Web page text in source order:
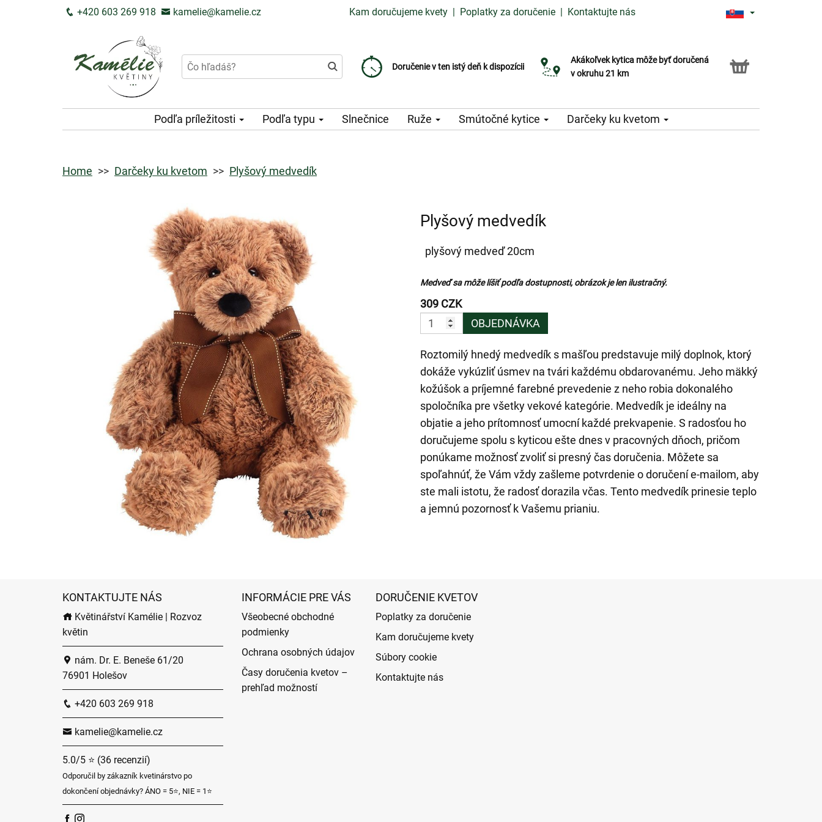
+420 603 269 918 kamelie@kamelie.cz Kam doručujeme kvety | Poplatky za doručenie | Kontaktujte nás
Doručenie v ten istý deň k dispozícii
Poplatok za doručenie od 99 CZK
Vyberte si dátum doručenia
Akákoľvek kytica môže byť doručená
v okruhu 21 km
Služba Click & Collect
Podľa príležitosti Podľa typu Slnečnice Ruže Smútočné kytice Darčeky ku kvetom
Home Darčeky ku kvetom Plyšový medvedík
Plyšový medvedík
plyšový medveď 20cm
Medveď sa môže líšiť podľa dostupnosti, obrázok je len ilustračný.
309 CZK
OBJEDNÁVKA
Roztomilý hnedý medvedík s mašľou predstavuje milý doplnok, ktorý
dokáže vykúzliť úsmev na tvári každému obdarovanému. Jeho mäkký
kožúšok a príjemné farebné prevedenie z neho robia dokonalého
spoločníka pre všetky vekové kategórie. Medvedík je ideálny na
objatie a jeho prítomnosť umocní každé prekvapenie. S radosťou ho
doručujeme spolu s kyticou ešte dnes v pracovných dňoch, pričom
ponúkame možnosť zvoliť si presný čas doručenia. Môžete sa
spoľahnúť, že Vám vždy zašleme potvrdenie o doručení e-mailom, aby
ste mali istotu, že radosť dorazila včas. Tento medvedík prinesie teplo
a jemnú pozornosť k Vašemu prianiu.
KONTAKTUJTE NÁS
Květinářství Kamélie | Rozvoz
květin
nám. Dr. E. Beneše 61/20
76901 Holešov
+420 603 269 918
kamelie@kamelie.cz
5.0/5 ⭐ (36 recenzií)
Odporučil by zákazník kvetinárstvo po
dokončení objednávky? ÁNO = 5⭐, NIE = 1⭐
INFORMÁCIE PRE VÁS
Všeobecné obchodné
podmienky
Ochrana osobných údajov
Časy doručenia kvetov –
prehľad možností
DORUČENIE KVETOV
Poplatky za doručenie
Kam doručujeme kvety
Súbory cookie
Kontaktujte nás